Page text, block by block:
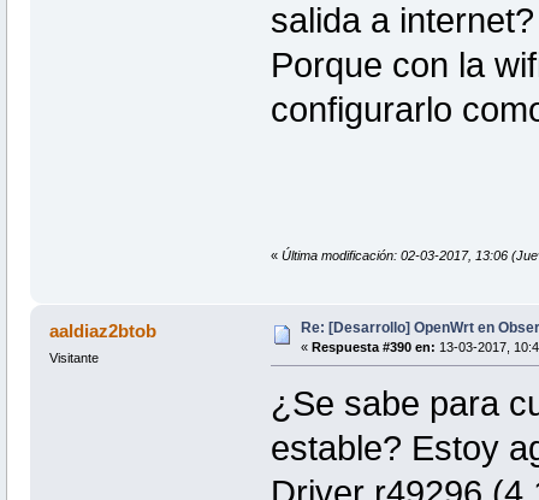
salida a internet?
Porque con la
configurarlo
« Última modificación: 02-03-2017, 13:06
aaldiaz2btob
Visitante
Re: [Desarrollo] OpenWrt en
« Respuesta #390 en: 13-03-2017,
¿Se sabe para
estable? Estoy
Driver r49296